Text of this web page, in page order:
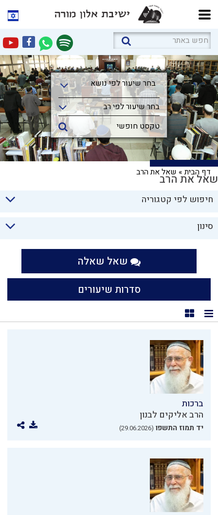
בחר שיעור לפי נושא
בחר שיעור לפי נושא
בחר שיעור לפי רב
דף הבית» שאל את הרבשאל את הרב
חיפוש לפי קטגוריה
סינון
שאל שאלה
סדרות שיעורים
תצוגת רשימה
תצוגת קוביות
ברכות
הרב אליקים לבנון
יד תמוז התשפו (29.06.2026)